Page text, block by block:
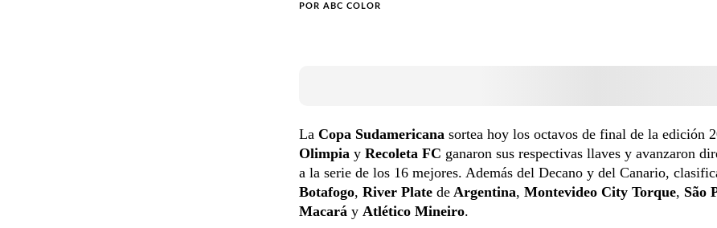
POR ABC COLOR
La Copa Sudamericana sortea hoy los octavos de final de la edición
Olimpia y Recoleta FC ganaron sus respectivas llaves y avanzaron
a la serie de los 16 mejores. Además del Decano y del Canario,
Botafogo, River Plate de Argentina, Montevideo City Torque, São
Macará y Atlético Mineiro.